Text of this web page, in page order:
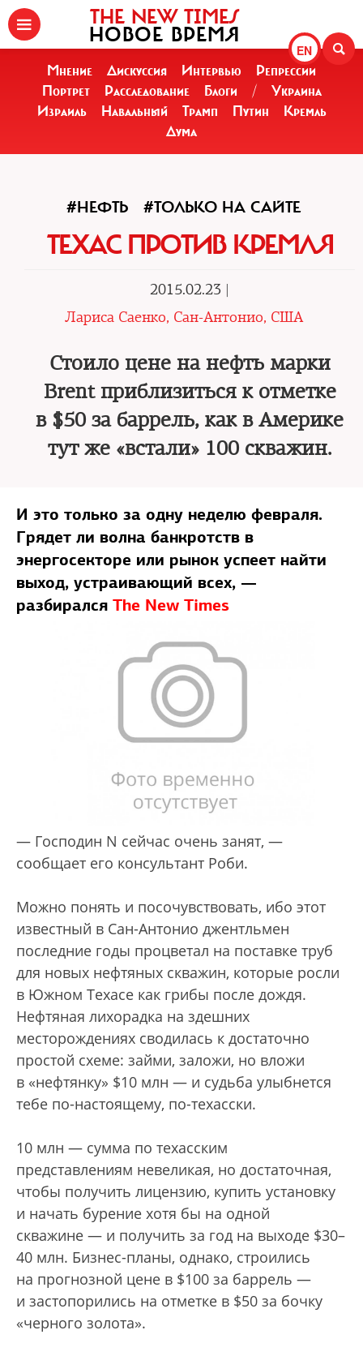
EN
THE NEW TIMES
НОВОЕ ВРЕМЯ
Мнение Дискуссия Интервью
Репрессии
Портрет
Расследование Блоги /
Украина
Израиль
Навальный Трамп Путин
Кремль
Дума
#НЕФТЬ #ТОЛЬКО НА САЙТЕ
ТЕХАС ПРОТИВ КРЕМЛЯ
2015.02.23 |
Лариса Саенко, Сан-Антонио, США
Стоило цене на нефть марки
Brent приблизиться к отметке
в $50 за баррель, как в Америке
тут же «встали» 100 скважин.
И это только за одну неделю февраля.
Грядет ли волна банкротств в
энергосекторе или рынок успеет найти
выход, устраивающий всех, —
разбирался The New Times
— Господин N сейчас очень занят, —
сообщает его консультант Роби.
Можно понять и посочувствовать, ибо этот
известный в Сан-Антонио джентльмен
последние годы процветал на поставке труб
для новых нефтяных скважин, которые росли
в Южном Техасе как грибы после дождя.
Нефтяная лихорадка на здешних
месторождениях сводилась к достаточно
простой схеме: займи, заложи, но вложи
в «нефтянку» $10 млн — и судьба улыбнется
тебе по-настоящему, по-техасски.
10 млн — сумма по техасским
представлениям невеликая, но достаточная,
чтобы получить лицензию, купить установку
и начать бурение хотя бы на одной
скважине — и получить за год на выходе $30–
40 млн. Бизнес-планы, однако, строились
на прогнозной цене в $100 за баррель —
и застопорились на отметке в $50 за бочку
«черного золота».